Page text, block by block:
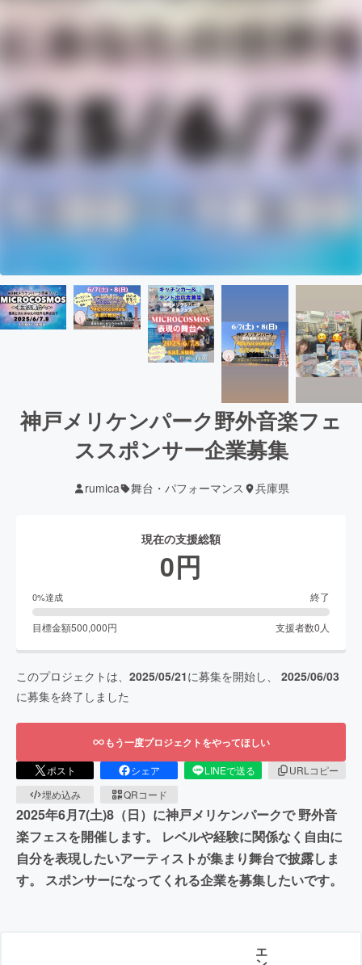
神戸メリケンパーク野外音楽フェ
ススポンサー企業募集
rumica 舞台・パフォーマンス 兵庫県
現在の支援総額
0円
0%達成 終了
目標金額500,000円 支援者数0 人
このプロジェクトは、 2025/05/21に募集を開始し、 2025/06/03
に募集を終了しました
もう一度プロジェクトをやってほしい
ポスト シェア LINEで送る
URLコピー
埋め込み
QRコード
2025年6月7(土)8（日）に神戸メリケンパークで 野外音
楽フェスを開催します。 レベルや経験に関係なく自由に
自分を表現したいアーティストが集まり舞台で披露しま
す。 スポンサーになってくれる企業を募集したいです。
エ